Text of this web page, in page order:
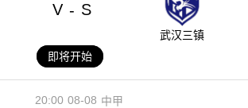
V - S
武汉三镇
即将开始
08-08
20:00 中甲